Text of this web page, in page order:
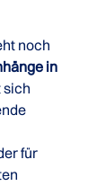
noch
in
sich
für